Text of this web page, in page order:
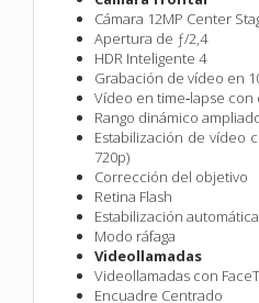
Cámara 12MP Center
Apertura de ƒ/2,4
HDR Inteligente 4
Grabación de vídeo en
Vídeo en time‑lapse
Rango dinámico
Estabilización de vídeo
720p)
Corrección del objetivo
Retina Flash
Estabilización
Modo ráfaga
Videollamadas
Videollamadas con
Encuadre Centrado